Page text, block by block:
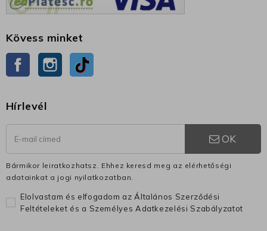
Kövess minket
Facebook Instagram
Hírlevél
OK
Bármikor leiratkozhatsz. Ehhez keresd meg az elérhetőségi
adatainkat a jogi nyilatkozatban.
Elolvastam és elfogadom az Általános Szerződési
Feltételeket és a Személyes Adatkezelési Szabályzatot